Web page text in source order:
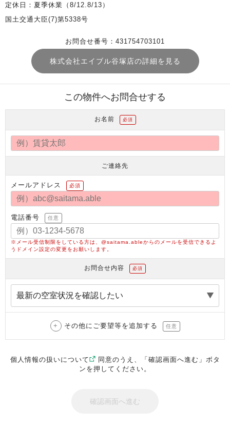
定休日：夏季休業（8/12.8/13）
国土交通大臣(7)第5338号
お問合せ番号：431754703101
株式会社エイブル谷塚店の詳細を見る
この物件へお問合せする
お名前 必須
ご連絡先
メールアドレス 必須
電話番号 任意
※メール受信制限をしている方は、@saitama.ableからのメールを受信できるよ
うドメイン設定の変更をお願いします。
お問合せ内容 必須
その他にご要望等を追加する 任意
個人情報の扱いについて
同意のうえ、「確認画面へ進む」ボタ
ンを押してください。